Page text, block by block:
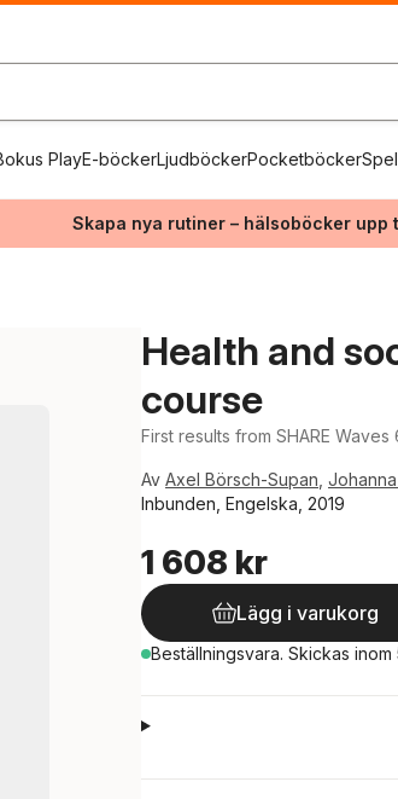
PlayE-böckerLjudböckerPocketböcker
Skapa nya rutiner – hälsoböcker upp
Health and
course
First results from SHARE Waves
Av Axel Börsch-Supan
Inbunden, Engelska, 2019
1 608 kr
Lägg i varukorg
Beställningsvara. Skickas inom